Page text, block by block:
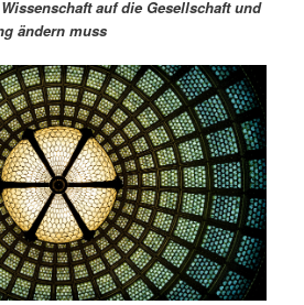
auf die Gesellschaft und
ändern muss